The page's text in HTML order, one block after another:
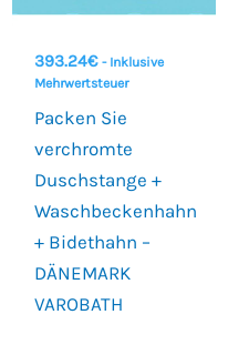
393.24€ - Inklusive
Mehrwertsteuer
Packen Sie
verchromte
Duschstange +
Waschbeckenhahn
+ Bidethahn –
DÄNEMARK
VAROBATH